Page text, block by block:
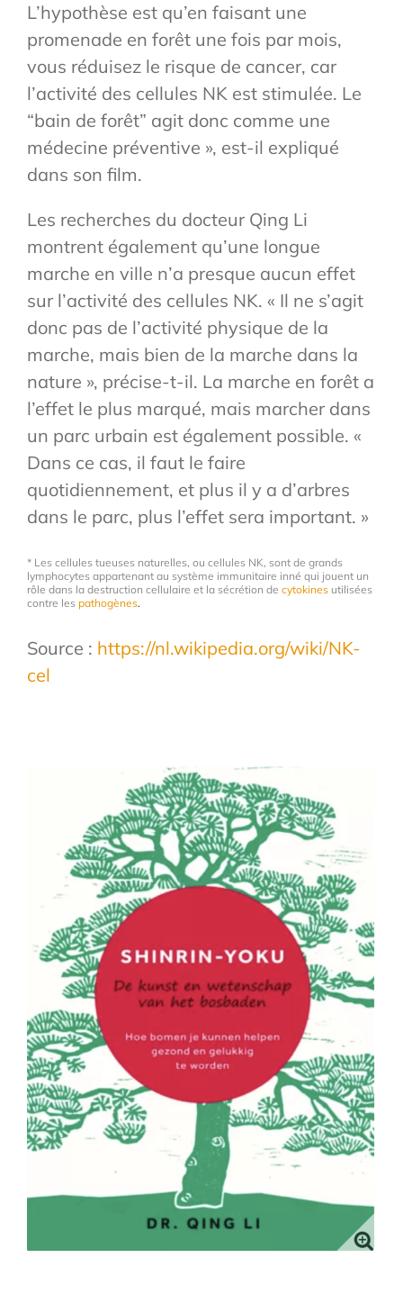
L’hypothèse est qu’en faisant une
promenade en forêt une fois par mois,
vous réduisez le risque de cancer, car
l’activité des cellules NK est stimulée. Le
“bain de forêt” agit donc comme une
médecine préventive », est-il expliqué
dans son film.
Les recherches du docteur Qing Li
montrent également qu’une longue
marche en ville n’a presque aucun effet
sur l’activité des cellules NK. « Il ne s’agit
donc pas de l’activité physique de la
marche, mais bien de la marche dans la
nature », précise-t-il. La marche en forêt a
l’effet le plus marqué, mais marcher dans
un parc urbain est également possible. «
Dans ce cas, il faut le faire
quotidiennement, et plus il y a d’arbres
dans le parc, plus l’effet sera important. »
* Les cellules tueuses naturelles, ou cellules NK, sont de grands
lymphocytes appartenant au système immunitaire inné qui jouent un
rôle dans la destruction cellulaire et la sécrétion de cytokines utilisées
contre les pathogènes.
Source : https://nl.wikipedia.org/wiki/NK-
cel